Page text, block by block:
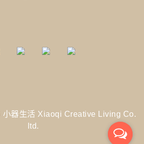
小器生活 Xiaoqi Creative Living Co.
ltd.